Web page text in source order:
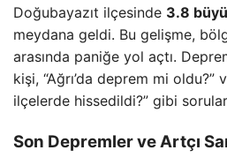
Doğubayazıt ilçesinde 3.8
meydana geldi. Bu gelişme,
arasında paniğe yol açtı.
kişi, “Ağrı’da deprem mi oldu?”
ilçelerde hissedildi?” gibi
Son Depremler ve Artçı